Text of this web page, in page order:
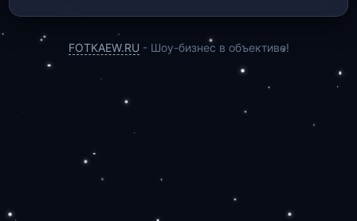
FOTKAEW.RU - Шоу-бизнес в объективе!